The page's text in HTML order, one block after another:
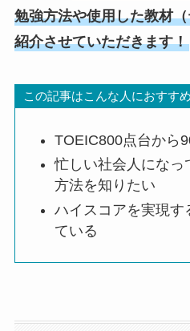
勉強方法や使用した教材
紹介させていただきます！
この記事はこんな人におすすめ
TOEIC800点台から
忙しい社会人になっ
方法を知りたい
ハイスコアを実現す
ている